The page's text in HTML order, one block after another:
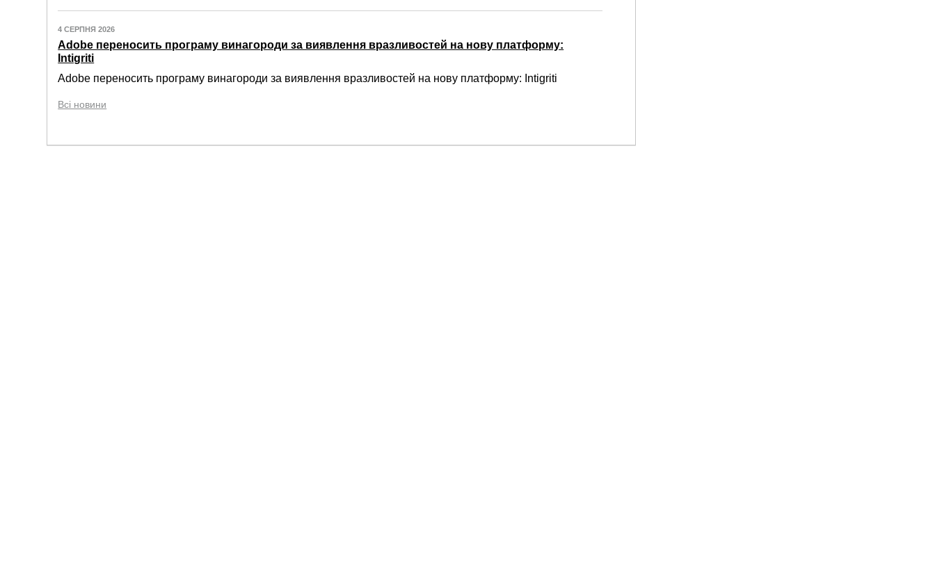
4 СЕРПНЯ 2026
Adobe переносить програму винагороди за виявлення вразливостей на нову платформу:
Intigriti
Adobe переносить програму винагороди за виявлення вразливостей на нову платформу: Intigriti
Всі новини